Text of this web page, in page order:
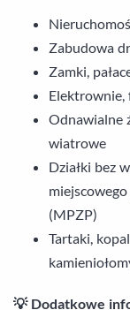
Zabudowa
Zamki,
Elektrownie,
Odnawialne
wiatrowe
Działki bez
(MPZP)
Tartaki,
💡 Dodatkowe